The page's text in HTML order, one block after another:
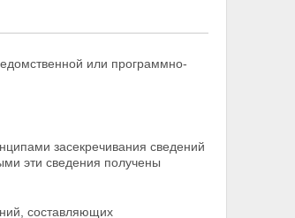
или программно-
засекречивания сведений
эти сведения получены
составляющих